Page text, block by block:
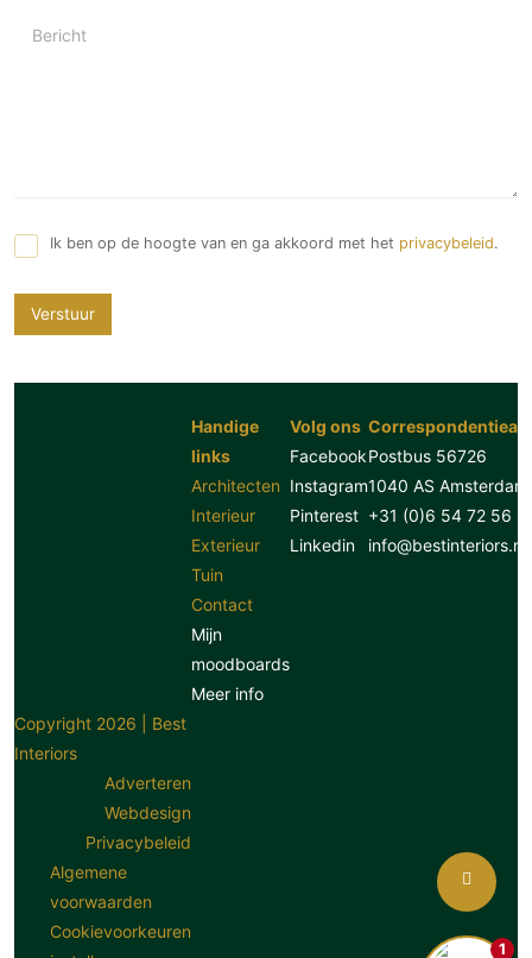
Bericht
Ik ben op de hoogte van en ga akkoord met het privacybeleid.
Verstuur
1
Handige
links
Architecten
Interieur
Exterieur
Tuin
Contact
Mijn
moodboards
Meer info
Volg ons
Facebook
Instagram
Pinterest
Linkedin
Postbus 56726
1040 AS Amsterdam
+31 (0)6 54 72 56
info@bestinteriors.nl
Copyright 2026 | Best
Interiors
Adverteren
Webdesign
Privacybeleid
Algemene
voorwaarden
Cookievoorkeuren